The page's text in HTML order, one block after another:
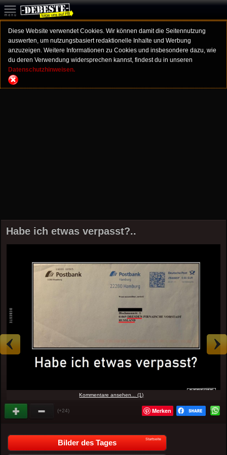
Diese Website verwendet Cookies. Wir können damit die Seitennutzung
auswerten, um nutzungsbasiert redaktionelle Inhalte und Werbung
anzuzeigen. Weitere Informationen zu Cookies und insbesondere dazu, wie
du deren Verwendung widersprechen kannst, findest du in unseren
Datenschutzhinweisen.
Habe ich etwas verpasst?..
Kommentare ansehen... (1)
(+24) Merken
Bilder des Tages Startseite